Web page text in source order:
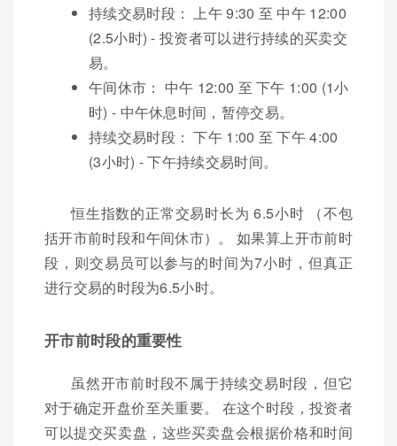
持续交易时段： 上午 9:30 至 中午 12:00
(2.5小时) - 投资者可以进行持续的买卖交
易。
午间休市： 中午 12:00 至 下午 1:00 (1小
时) - 中午休息时间，暂停交易。
持续交易时段： 下午 1:00 至 下午 4:00
(3小时) - 下午持续交易时间。
恒生指数的正常交易时长为 6.5小时 （不包
括开市前时段和午间休市）。 如果算上开市前时
段，则交易员可以参与的时间为7小时，但真正
进行交易的时段为6.5小时。
开市前时段的重要性
虽然开市前时段不属于持续交易时段，但它
对于确定开盘价至关重要。 在这个时段，投资者
可以提交买卖盘，这些买卖盘会根据价格和时间